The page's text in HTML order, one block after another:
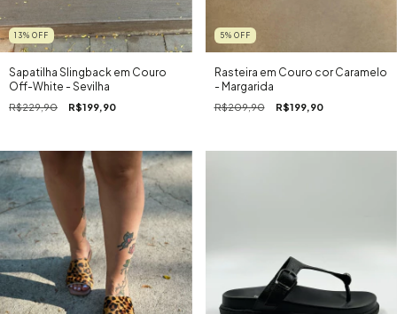
13% OFF
Sapatilha Slingback em Couro
Off-White - Sevilha
R$229,90 R$199,90
5% OFF
Rasteira em Couro cor Caramelo
- Margarida
R$209,90 R$199,90